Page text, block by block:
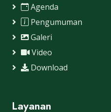
Agenda
Pengumuman
Galeri
Video
Download
Layanan